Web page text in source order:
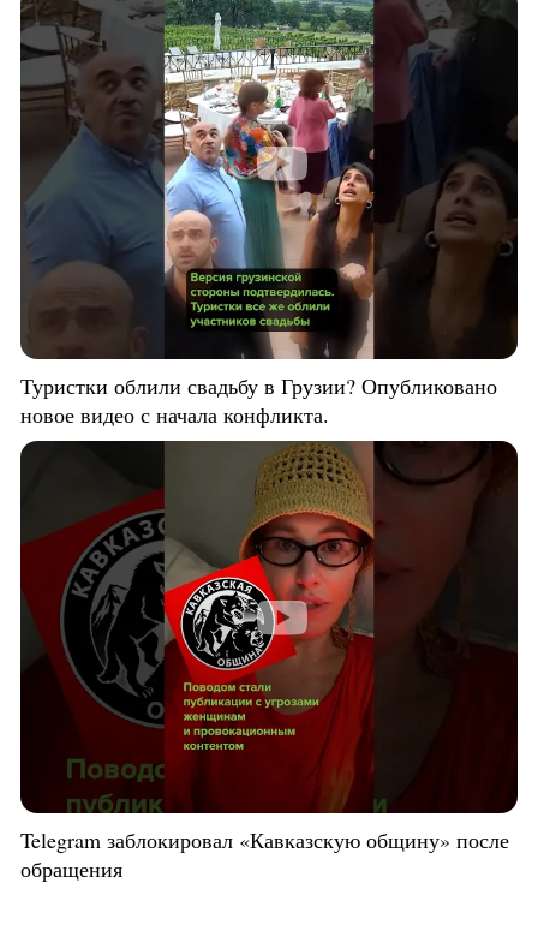
Туристки облили свадьбу в Грузии? Опубликовано
новое видео с начала конфликта.
Telegram заблокировал «Кавказскую общину» после
обращения